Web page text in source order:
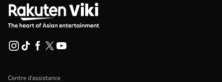
Centre d'assistance